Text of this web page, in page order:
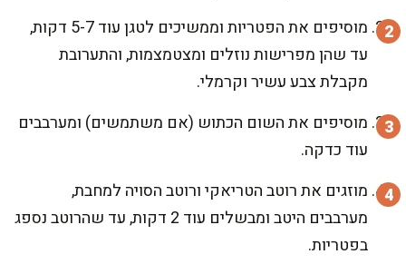
מוסיפים את הפטריות וממשיכים לטגן עוד 5-7 דקות,
עד שהן מפרישות נוזלים ומצטמצמות, והתערובת
מקבלת צבע עשיר וקרמלי.
מוסיפים את השום הכתוש (אם משתמשים) ומערבבים
עוד כדקה.
מוזגים את רוטב הטריאקי ורוטב הסויה למחבת,
מערבבים היטב ומבשלים עוד 2 דקות, עד שהרוטב נספג
בפטריות.